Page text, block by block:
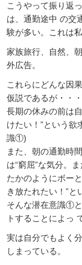
こうやって振り返
は、通勤途中 の交
験が多い。これは
家族旅行、自然、
外広告。
これらにどんな因
仮説であるが・・・
長期の休みの前は
けたい！”という欲
識①)
また、朝の通勤時
は“窮屈”な気分。
たかのようにボー
き放たれたい！”と
そんな潜在意識①
トすることによっ
実は自分でもよく
しまっている。